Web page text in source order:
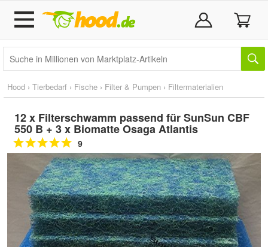
Hood › Tierbedarf › Fische › Filter & Pumpen › Filtermaterialien
12 x Filterschwamm passend für SunSun CBF
550 B + 3 x Biomatte Osaga Atlantis
9